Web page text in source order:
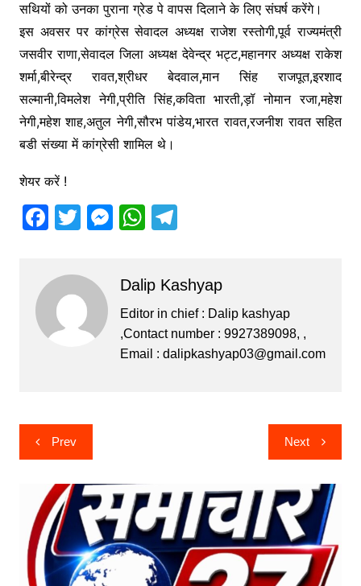
सथियों को उनका पुराना ग्रेड पे वापस दिलाने के लिए संघर्ष करेंगे।
इस अवसर पर कांग्रेस सेवादल अध्यक्ष राजेश रस्तोगी,पूर्व राज्यमंत्री
जसवीर राणा,सेवादल जिला अध्यक्ष देवेन्द्र भट्ट,महानगर अध्यक्ष राकेश
शर्मा,बीरेन्द्र रावत,श्रीधर बेदवाल,मान सिंह राजपूत,इरशाद
सल्मानी,विमलेश नेगी,प्रीति सिंह,कविता भारती,ड़ॉ नोमान रजा,महेश
नेगी,महेश शाह,अतुल नेगी,सौरभ पांडेय,भारत रावत,रजनीश रावत सहित
बडी संख्या में कांग्रेसी शामिल थे।
शेयर करें !
F
c
e
b
o
T
itt
er
M
s
e
n
W
s
A
p
T
gr
a
m
Dalip Kashyap
Editor in chief : Dalip kashyap
,Contact number : 9927389098, ,
Email : dalipkashyap03@gmail.com
Post
navigation
Prev Next